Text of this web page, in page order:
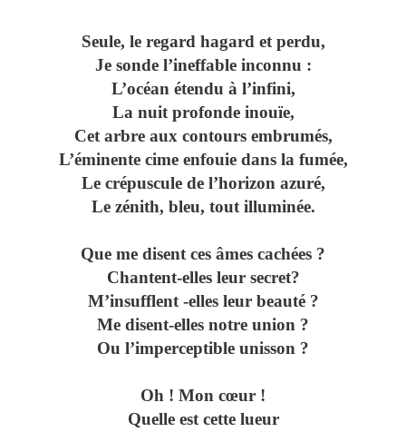
Seule, le regard hagard et perdu,
Je sonde l’ineffable inconnu :
L’océan étendu à l’infini,
La nuit profonde inouïe,
Cet arbre aux contours embrumés,
L’éminente cime enfouie dans la fumée,
Le crépuscule de l’horizon azuré,
Le zénith, bleu, tout illuminée.
Que me disent ces âmes cachées ?
Chantent-elles leur secret?
M’insufflent -elles leur beauté ?
Me disent-elles notre union ?
Ou l’imperceptible unisson ?
Oh ! Mon cœur !
Quelle est cette lueur